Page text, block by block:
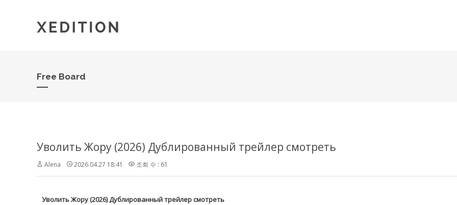
Free Board
Уволить Жору (2026) Дублированный трейлер смотреть
Alena 2026.04.27 18:41 조회 수 : 61
Уволить Жору (2026) Дублированный трейлер смотреть